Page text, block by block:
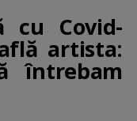
cu Covid-
artista:
întrebam